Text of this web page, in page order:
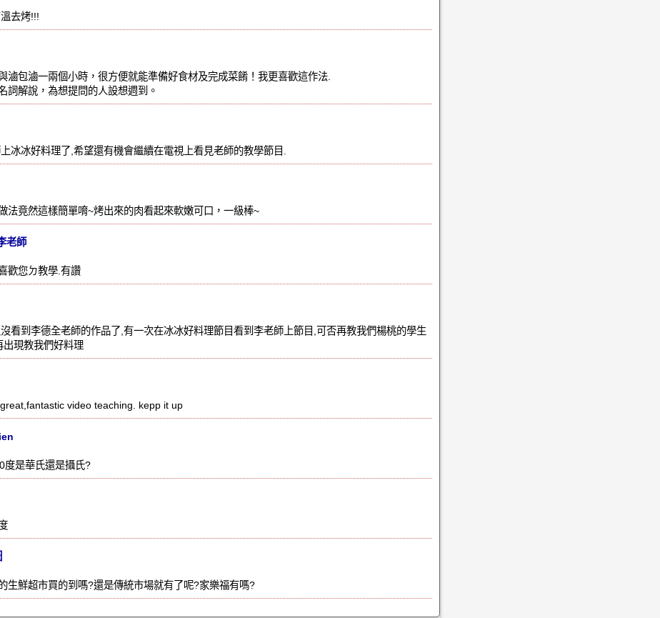
去烤!!!
滷包滷一兩個小時，很方便就能準備好食材及完成菜餚！我更喜歡這作法.
詞解說，為想提問的人設想週到。
冰冰好料理了,希望還有機會繼續在電視上看見老師的教學節目.
法竟然這樣簡單唷~烤出來的肉看起來軟嫩可口，一級棒~
老師
歡您ㄉ教學.有讚
看到李德全老師的作品了,有一次在冰冰好料理節目看到李老師上節目,可否再教我們楊桃的學生
出現教我們好料理
video teaching. kepp it up
度是華氏還是攝氏?
生鮮超市買的到嗎?還是傳統市場就有了呢?家樂福有嗎?